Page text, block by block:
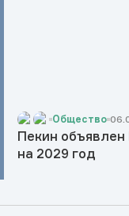
Общество
Пекин объявлен
на 2029 год